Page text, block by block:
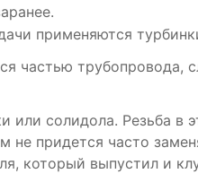
применяются
частью
или солидола. Резьба
не придется часто
который выпустил и